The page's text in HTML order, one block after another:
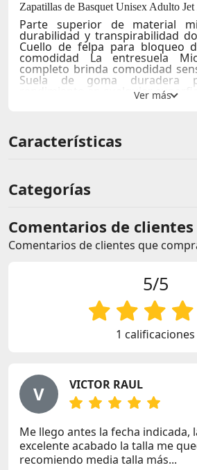
Zapatillas de Basquet Unisex Adulto Jet
Parte superior de material
durabilidad y transpirabilidad
Cuello de felpa para bloqueo
comodidad La entresuela
completo brinda comodidad
Suela de goma duradera
rendimiento en cualquier
Suela de goma articulada.
Diseño versátil para lifestyle y
Características
Categorías
Comentarios de clientes
Comentarios de clientes que
5/5
1 calificaciones
V VICTOR RAUL
Me llego antes la fecha indicada,
excelente acabado la talla me
recomiendo media talla más...